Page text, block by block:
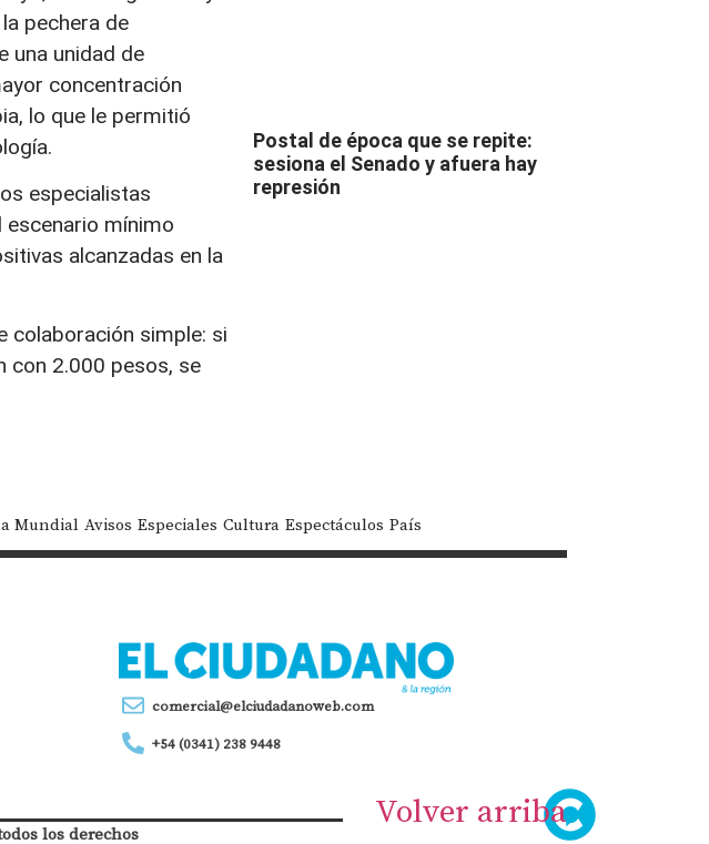
pechera de
una unidad de
concentración
lo que le permitió
especialistas
mínimo
alcanzadas en la
colaboración simple: si
con 2.000 pesos, se
Postal de época que se repite:
sesiona el Senado y afuera hay
represión
Mundial Avisos Especiales Cultura Espectáculos País
comercial@elciudadanoweb.com
+54 (0341) 238 9448
los derechos
Volver arriba